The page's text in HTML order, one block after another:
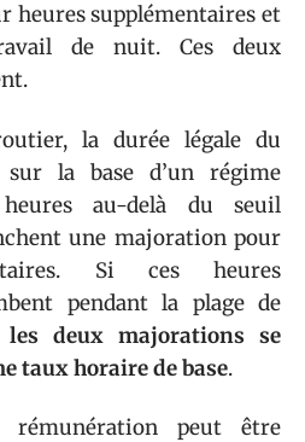
heures supplémentaires et
de nuit. Ces deux
la durée légale du
la base d’un régime
heures au-delà du seuil
une majoration pour
Si ces heures
pendant la plage de
les deux majorations se
taux horaire de base.
peut être